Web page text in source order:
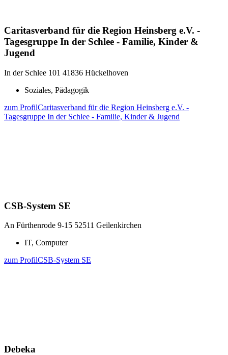
Caritasverband für die Region Heinsberg e.V. -
Tagesgruppe In der Schlee - Familie, Kinder &
Jugend
In der Schlee 101 41836 Hückelhoven
Soziales, Pädagogik
zum ProfilCaritasverband für die Region Heinsberg e.V. -
Tagesgruppe In der Schlee - Familie, Kinder & Jugend
CSB-System SE
An Fürthenrode 9-15 52511 Geilenkirchen
IT, Computer
zum ProfilCSB-System SE
Debeka